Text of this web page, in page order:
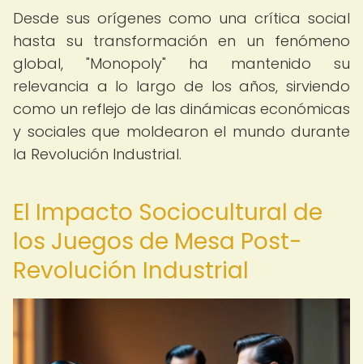
Desde sus orígenes como una crítica social
hasta su transformación en un fenómeno
global, "Monopoly" ha mantenido su
relevancia a lo largo de los años, sirviendo
como un reflejo de las dinámicas económicas
y sociales que moldearon el mundo durante
la Revolución Industrial.
El Impacto Sociocultural de
los Juegos de Mesa Post-
Revolución Industrial